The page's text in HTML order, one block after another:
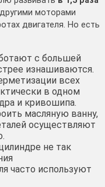
моторами
двигателя. Но есть
с большей
изнашиваются.
всех
в одном
и кривошипа.
масляную ванну,
осуществляют
не так
часто используют